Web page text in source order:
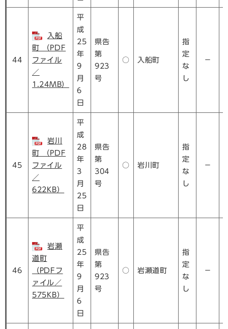
44
入船
町 （PDF
ファイル
／
1.24MB）
平
成
25
年
9
月
6
日
県告
第
923
号
○ 入船町
指
定
な
し
－
45
岩川
町 （PDF
ファイル
／
622KB）
平
成
28
年
3
月
25
日
県告
第
304
号
○ 岩川町
指
定
な
し
－
46
岩瀬
道町
（PDFフ
ァイル／
575KB）
平
成
25
年
9
月
6
日
県告
第
923
号
○ 岩瀬道町
指
定
な
し
－